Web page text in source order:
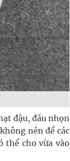
đậu, đầu nhọn
nên để các
thể cho vừa vào